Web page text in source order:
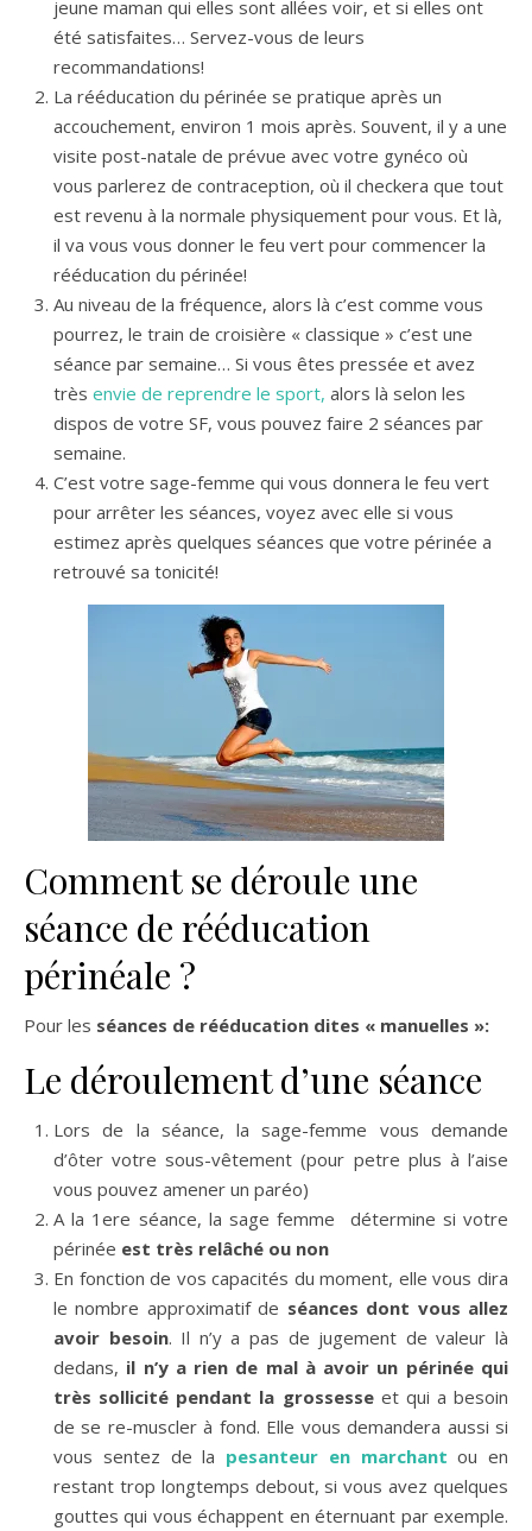
jeune maman qui elles sont allées voir, et si elles ont
été satisfaites… Servez-vous de leurs
recommandations!
La rééducation du périnée se pratique après un
accouchement, environ 1 mois après. Souvent, il y a une
visite post-natale de prévue avec votre gynéco où
vous parlerez de contraception, où il checkera que tout
est revenu à la normale physiquement pour vous. Et là,
il va vous vous donner le feu vert pour commencer la
rééducation du périnée!
Au niveau de la fréquence, alors là c’est comme vous
pourrez, le train de croisière « classique » c’est une
séance par semaine… Si vous êtes pressée et avez
très envie de reprendre le sport, alors là selon les
dispos de votre SF, vous pouvez faire 2 séances par
semaine.
C’est votre sage-femme qui vous donnera le feu vert
pour arrêter les séances, voyez avec elle si vous
estimez après quelques séances que votre périnée a
retrouvé sa tonicité!
Comment se déroule une
séance de rééducation
périnéale ?
Pour les séances de rééducation dites « manuelles »:
Le déroulement d’une séance
Lors de la séance, la sage-femme vous demande
d’ôter votre sous-vêtement (pour petre plus à l’aise
vous pouvez amener un paréo)
A la 1ere séance, la sage femme détermine si votre
périnée est très relâché ou non
En fonction de vos capacités du moment, elle vous dira
le nombre approximatif de séances dont vous allez
avoir besoin. Il n’y a pas de jugement de valeur là
dedans, il n’y a rien de mal à avoir un périnée qui
très sollicité pendant la grossesseet qui a besoin
de se re-muscler à fond. Elle vous demandera aussi si
vous sentez de la pesanteur en marchant ou en
restant trop longtemps debout, si vous avez quelques
gouttes qui vous échappent en éternuant par exemple.